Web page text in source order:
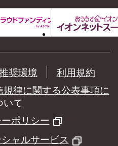
奨環境
利用規約
律に関する公表事項に
いて
ポリシー
ャルサービス